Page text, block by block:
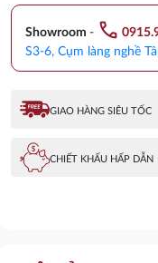
Amazon
TP-
8000A
số
Showroom - call
S3-6, Cụm làng nghề
GIAO HÀNG SIÊU TỐC
CHIẾT KHẤU HẤP DẪN